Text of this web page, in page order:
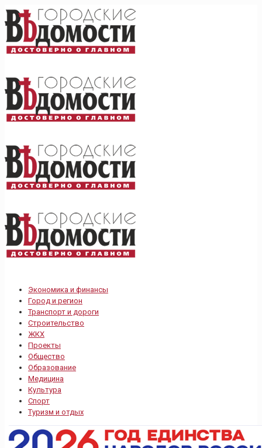
Экономика и финансы
Город и регион
Транспорт и дороги
Строительство
ЖКХ
Проекты
Общество
Образование
Медицина
Культура
Спорт
Туризм и отдых